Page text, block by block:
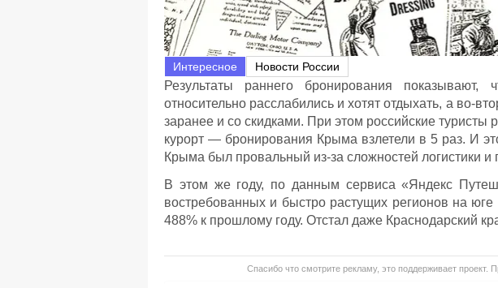
Интересное Новости России
Результаты раннего бронирования показывают,
относительно расслабились и хотят отдыхать, а во-
заранее и со скидками. При этом российские туристы
курорт — бронирования Крыма взлетели в 5 раз. И
Крыма был провальный из-за сложностей логистики и
В этом же году, по данным сервиса «Яндекс
востребованных и быстро растущих регионов на
488% к прошлому году. Отстал даже Краснодарский
Спасибо что смотрите рекламу, это поддерживает проект.